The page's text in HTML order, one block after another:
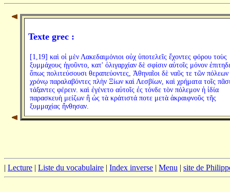
Texte grec :
[1,19] καὶ οἱ μὲν Λακεδαιμόνιοι οὐχ ὑποτελεῖς ἔχοντες φόρου τοὺς
ξυμμάχους ἡγοῦντο, κατ' ὀλιγαρχίαν δὲ σφίσιν αὐτοῖς μόνον
ὅπως πολιτεύσουσι θεραπεύοντες, Ἀθηναῖοι δὲ ναῦς τε τῶν
χρόνῳ παραλαβόντες πλὴν Ξίων καὶ Λεσβίων, καὶ χρήματα τοῖς
τάξαντες φέρειν. καὶ ἐγένετο αὐτοῖς ἐς τόνδε τὸν πόλεμον ἡ ἰδία
παρασκευὴ μείζων ἢ ὡς τὰ κράτιστά ποτε μετὰ ἀκραιφνοῦς τῆς
ξυμμαχίας ἤνθησαν.
| Lecture | Liste du vocabulaire | Index inverse | Menu | site de